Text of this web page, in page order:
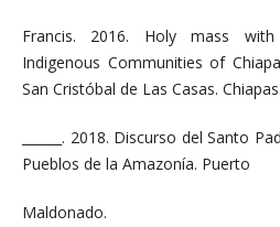
Francis. 2016. Holy mass
Indigenous Communities of
San Cristóbal de Las Casas.
______. 2018. Discurso del Santo
Pueblos de la Amazonía. Puerto
Maldonado.